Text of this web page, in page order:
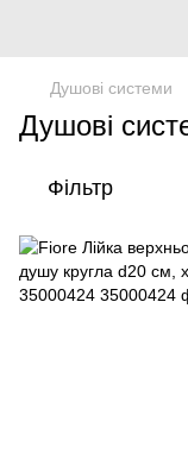
Душові системи
Душові
Фільтр